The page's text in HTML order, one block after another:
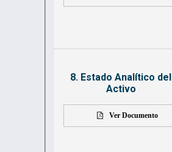
8. Estado Analítico del
Activo
Ver Documento